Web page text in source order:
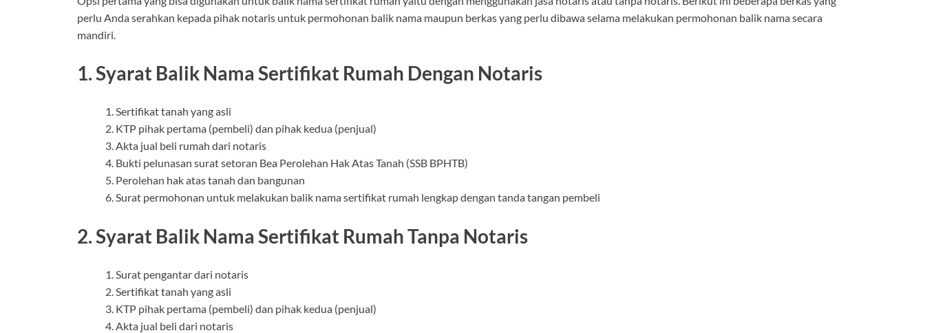
perlu Anda serahkan kepada pihak notaris untuk permohonan balik nama maupun berkas yang perlu dibawa selama melakukan permohonan balik nama secara
mandiri.
1. Syarat Balik Nama Sertifikat Rumah Dengan Notaris
Sertifikat tanah yang asli
KTP pihak pertama (pembeli) dan pihak kedua (penjual)
Akta jual beli rumah dari notaris
Bukti pelunasan surat setoran Bea Perolehan Hak Atas Tanah (SSB BPHTB)
Perolehan hak atas tanah dan bangunan
Surat permohonan untuk melakukan balik nama sertifikat rumah lengkap dengan tanda tangan pembeli
2. Syarat Balik Nama Sertifikat Rumah Tanpa Notaris
Surat pengantar dari notaris
Sertifikat tanah yang asli
KTP pihak pertama (pembeli) dan pihak kedua (penjual)
Akta jual beli dari notaris